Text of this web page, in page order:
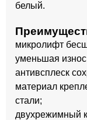
белый.
микролифт
уменьшая
антивсплеск
материал
стали;
двухрежимный